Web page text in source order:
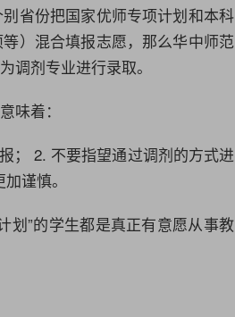
省份把国家优师专项计划和本科
）混合填报志愿，那么华中师范
调剂专业进行录取。
味着：
； 2. 不要指望通过调剂的方式进
谨慎。
划”的学生都是真正有意愿从事教